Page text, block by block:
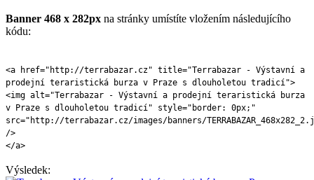
Banner 468 x 282px na stránky umístíte vložením následujícího
kódu:
<a href="http://terrabazar.cz" title="Terrabazar - Výstavní a
prodejní teraristická burza v Praze s dlouholetou tradicí">
<img alt="Terrabazar - Výstavní a prodejní teraristická burza
v Praze s dlouholetou tradicí" style="border: 0px;"
src="http://terrabazar.cz/images/banners/
/>
</a>
Výsledek: